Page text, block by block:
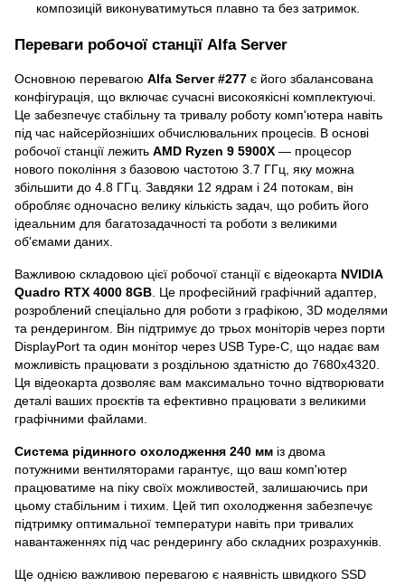
композицій виконуватимуться плавно та без затримок.
Переваги робочої станції Alfa Server
Основною перевагою Alfa Server #277 є його збалансована
конфігурація, що включає сучасні високоякісні комплектуючі.
Це забезпечує стабільну та тривалу роботу комп'ютера навіть
під час найсерйозніших обчислювальних процесів. В основі
робочої станції лежить AMD Ryzen 9 5900X — процесор
нового покоління з базовою частотою 3.7 ГГц, яку можна
збільшити до 4.8 ГГц. Завдяки 12 ядрам і 24 потокам, він
обробляє одночасно велику кількість задач, що робить його
ідеальним для багатозадачності та роботи з великими
об'ємами даних.
Важливою складовою цієї робочої станції є відеокарта NVIDIA
Quadro RTX 4000 8GB . Це професійний графічний адаптер,
розроблений спеціально для роботи з графікою, 3D моделями
та рендерингом. Він підтримує до трьох моніторів через порти
DisplayPort та один монітор через USB Type-C, що надає вам
можливість працювати з роздільною здатністю до 7680x4320.
Ця відеокарта дозволяє вам максимально точно відтворювати
деталі ваших проєктів та ефективно працювати з великими
графічними файлами.
Система рідинного охолодження 240 мм із двома
потужними вентиляторами гарантує, що ваш комп'ютер
працюватиме на піку своїх можливостей, залишаючись при
цьому стабільним і тихим. Цей тип охолодження забезпечує
підтримку оптимальної температури навіть при тривалих
навантаженнях під час рендерингу або складних розрахунків.
Ще однією важливою перевагою є наявність швидкого SSD